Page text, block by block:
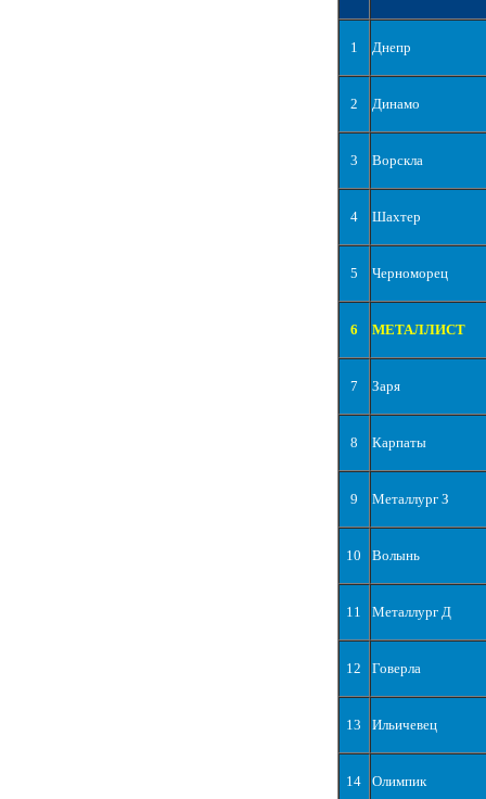
1 Днепр
2 Динамо
3 Ворскла
4 Шахтер
5 Черноморец
6 МЕТАЛЛИСТ
7 Заря
8 Карпаты
9 Металлург З
10 Волынь
11 Металлург Д
12 Говерла
13 Ильичевец
14 Олимпик